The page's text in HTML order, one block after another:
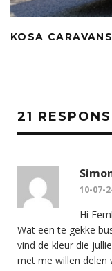
KOSA CARAVANS
21
10-07-
Hi
Wat een te gekke
vind de kleur die
met me willen delen